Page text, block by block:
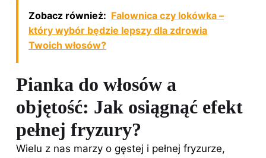
Zobacz również: Falownica czy lokówka –
który wybór będzie lepszy dla zdrowia
Twoich włosów?
Pianka do włosów a
objętość: Jak osiągnąć efekt
pełnej fryzury?
Wielu z nas marzy o gęstej i pełnej fryzurze,